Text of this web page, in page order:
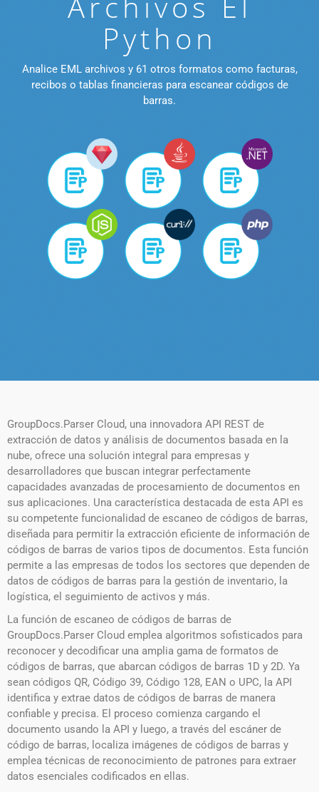
Python
Analice EML archivos y 61 otros formatos como facturas,
recibos o tablas financieras para escanear códigos de
barras.
GroupDocs.Parser Cloud, una innovadora API REST de
extracción de datos y análisis de documentos basada en la
nube, ofrece una solución integral para empresas y
desarrolladores que buscan integrar perfectamente
capacidades avanzadas de procesamiento de documentos en
sus aplicaciones. Una característica destacada de esta API es
su competente funcionalidad de escaneo de códigos de barras,
diseñada para permitir la extracción eficiente de información de
códigos de barras de varios tipos de documentos. Esta función
permite a las empresas de todos los sectores que dependen de
datos de códigos de barras para la gestión de inventario, la
logística, el seguimiento de activos y más.
La función de escaneo de códigos de barras de
GroupDocs.Parser Cloud emplea algoritmos sofisticados para
reconocer y decodificar una amplia gama de formatos de
códigos de barras, que abarcan códigos de barras 1D y 2D. Ya
sean códigos QR, Código 39, Código 128, EAN o UPC, la API
identifica y extrae datos de códigos de barras de manera
confiable y precisa. El proceso comienza cargando el
documento usando la API y luego, a través del escáner de
código de barras, localiza imágenes de códigos de barras y
emplea técnicas de reconocimiento de patrones para extraer
datos esenciales codificados en ellas.